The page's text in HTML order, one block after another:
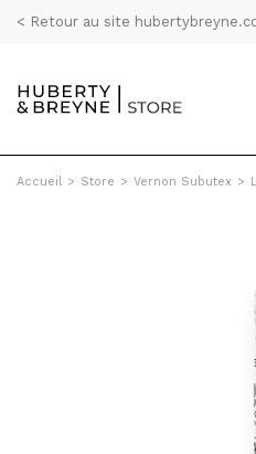
< Retour au site
Accueil > Store > Vernon Subutex >